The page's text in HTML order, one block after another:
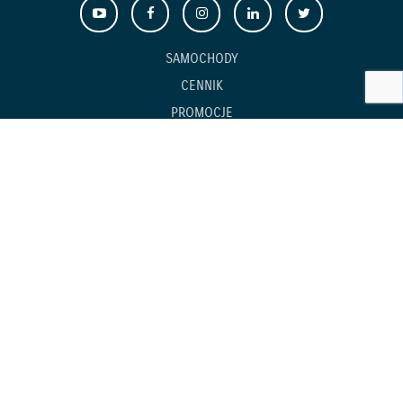
SAMOCHODY
CENNIK
PROMOCJE